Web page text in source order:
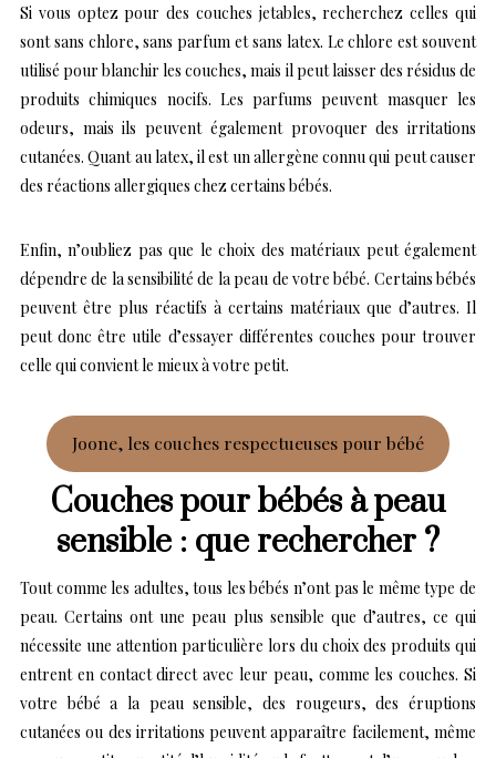
Si vous optez pour des couches jetables, recherchez celles qui
sont sans chlore, sans parfum et sans latex. Le chlore est souvent
utilisé pour blanchir les couches, mais il peut laisser des résidus de
produits chimiques nocifs. Les parfums peuvent masquer les
odeurs, mais ils peuvent également provoquer des irritations
cutanées. Quant au latex, il est un allergène connu qui peut causer
des réactions allergiques chez certains bébés.
Enfin, n’oubliez pas que le choix des matériaux peut également
dépendre de la sensibilité de la peau de votre bébé. Certains bébés
peuvent être plus réactifs à certains matériaux que d’autres. Il
peut donc être utile d’essayer différentes couches pour trouver
celle qui convient le mieux à votre petit.
Joone, les couches respectueuses pour bébé
Couches pour bébés à peau
sensible : que rechercher ?
Tout comme les adultes, tous les bébés n’ont pas le même type de
peau. Certains ont une peau plus sensible que d’autres, ce qui
nécessite une attention particulière lors du choix des produits qui
entrent en contact direct avec leur peau, comme les couches. Si
votre bébé a la peau sensible, des rougeurs, des éruptions
cutanées ou des irritations peuvent apparaître facilement, même